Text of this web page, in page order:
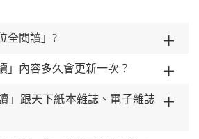
全閱讀」?
」內容多久會更新一次？
」跟天下紙本雜誌、電子雜誌